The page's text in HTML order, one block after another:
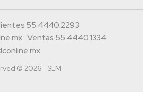
55.4440.2293
Ventas 55.4440.1334
© 2026 - SLM